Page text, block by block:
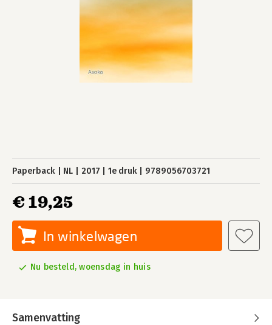
Paperback NL 2017 1e druk 9789056703721
€ 19,25
In winkelwagen
Nu besteld, woensdag in huis
Samenvatting